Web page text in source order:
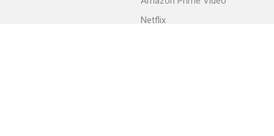
Netflix